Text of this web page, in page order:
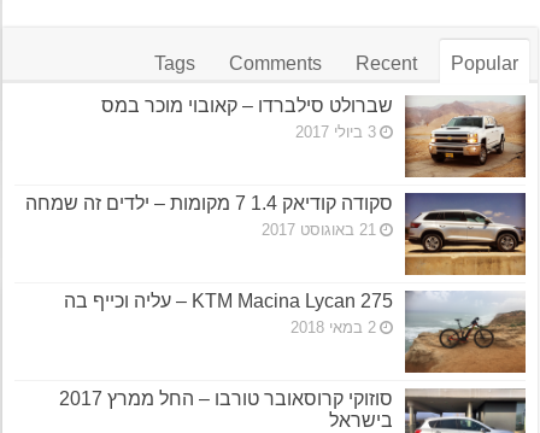
Popular
Recent
Comments
Tags
שברולט סילברדו – קאובוי מוכר במס
3 ביולי 2017
סקודה קודיאק 1.4 7 מקומות – ילדים זה שמחה
21 באוגוסט 2017
KTM Macina Lycan 275 – עליה וכייף בה
2 במאי 2018
סוזוקי קרוסאובר טורבו – החל ממרץ 2017
בישראל